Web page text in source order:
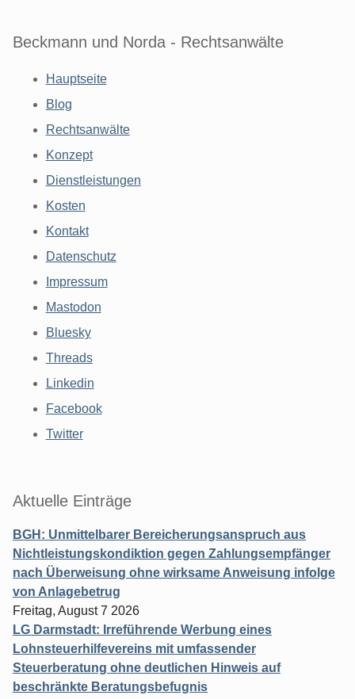
Beckmann und Norda - Rechtsanwälte
Hauptseite
Blog
Rechtsanwälte
Konzept
Dienstleistungen
Kosten
Kontakt
Datenschutz
Impressum
Mastodon
Bluesky
Threads
Linkedin
Facebook
Twitter
Aktuelle Einträge
BGH: Unmittelbarer Bereicherungsanspruch aus
Nichtleistungskondiktion gegen Zahlungsempfänger
nach Überweisung ohne wirksame Anweisung infolge
von Anlagebetrug
Freitag, August 7 2026
LG Darmstadt: Irreführende Werbung eines
Lohnsteuerhilfevereins mit umfassender
Steuerberatung ohne deutlichen Hinweis auf
beschränkte Beratungsbefugnis